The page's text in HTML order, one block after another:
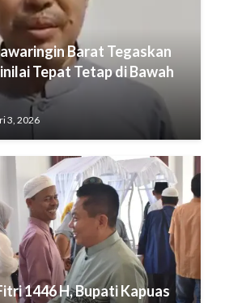
Barat Tegaskan
Tepat Tetap di Bawah
3, 2026
1446 H, Bupati Kapuas